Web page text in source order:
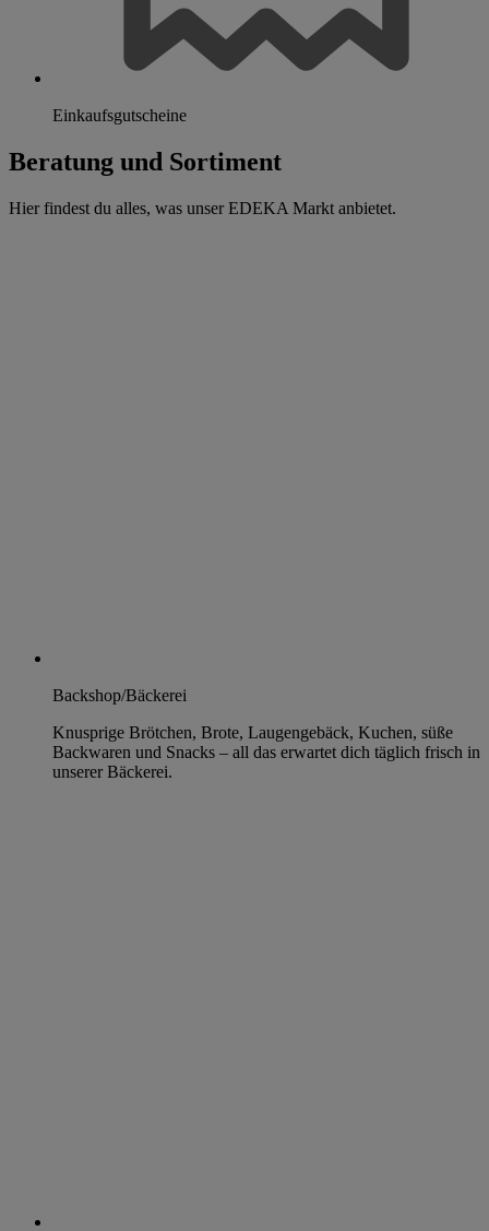
Einkaufsgutscheine
Beratung und Sortiment
Hier findest du alles, was unser EDEKA Markt anbietet.
Backshop/Bäckerei
Knusprige Brötchen, Brote, Laugengebäck, Kuchen, süße
Backwaren und Snacks – all das erwartet dich täglich frisch in
unserer Bäckerei.